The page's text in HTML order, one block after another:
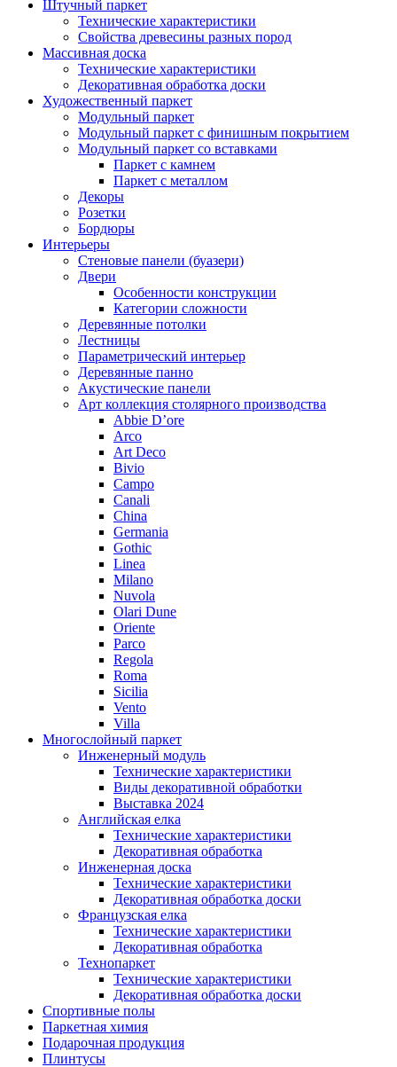
Штучный паркет
Технические характеристики
Свойства древесины разных пород
Массивная доска
Технические характеристики
Декоративная обработка доски
Художественный паркет
Модульный паркет
Модульный паркет с финишным покрытием
Модульный паркет со вставками
Паркет с камнем
Паркет с металлом
Декоры
Розетки
Бордюры
Интерьеры
Стеновые панели (буазери)
Двери
Особенности конструкции
Категории сложности
Деревянные потолки
Лестницы
Параметрический интерьер
Деревянные панно
Акустические панели
Арт коллекция столярного производства
Abbie D’ore
Arco
Art Deco
Bivio
Campo
Canali
China
Germania
Gothic
Linea
Milano
Nuvola
Olari Dune
Oriente
Parco
Regola
Roma
Sicilia
Vento
Villa
Многослойный паркет
Инженерный модуль
Технические характеристики
Виды декоративной обработки
Выставка 2024
Английская елка
Технические характеристики
Декоративная обработка
Инженерная доска
Технические характеристики
Декоративная обработка доски
Французская елка
Технические характеристики
Декоративная обработка
Технопаркет
Технические характеристики
Декоративная обработка доски
Спортивные полы
Паркетная химия
Подарочная продукция
Плинтусы